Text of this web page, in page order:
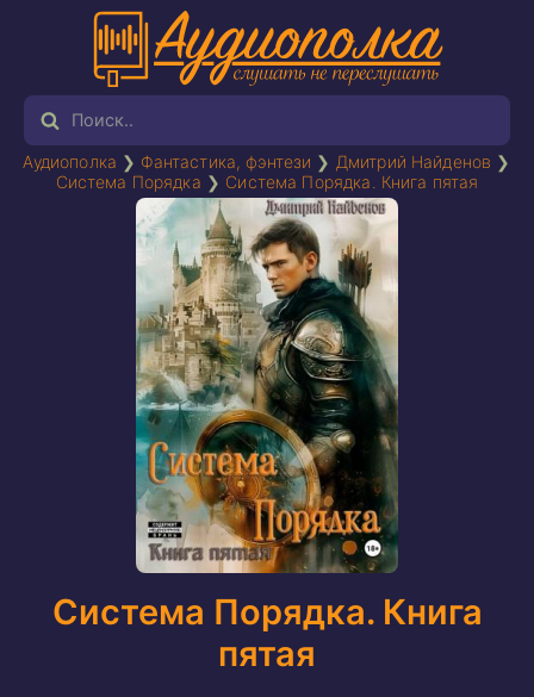
Аудиополка ❯ Фантастика, фэнтези ❯ Дмитрий Найденов ❯
Система Порядка ❯ Система Порядка. Книга пятая
Система Порядка. Книга
пятая